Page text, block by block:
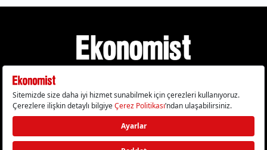
Gizlilik Politikası Çerez Politikası Çerezleri Sıfırla
KVKK Metni Künye İletişim